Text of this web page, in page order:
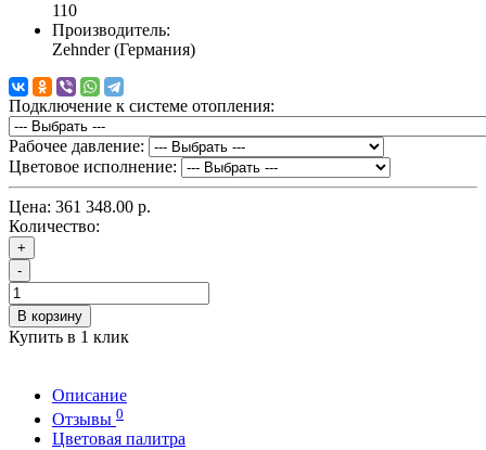
110
Производитель:
Zehnder (Германия)
Подключение к системе отопления:
Рабочее давление:
Цветовое исполнение:
Цена: 361 348.00 р.
Количество:
+
-
В корзину
Купить в 1 клик
Описание
Отзывы 0
Цветовая палитра